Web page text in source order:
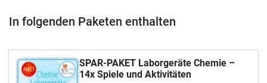
In folgenden Paketen enthalten
SPAR-PAKET Laborgeräte Chemie –
14x Spiele und Aktivitäten